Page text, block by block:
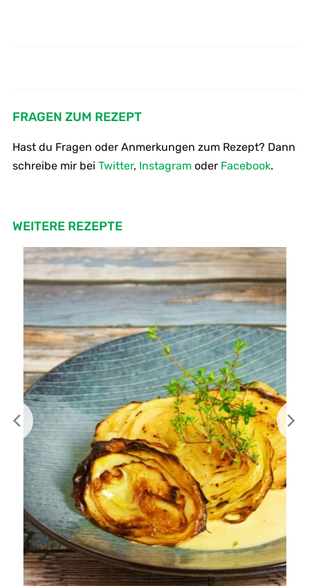
FRAGEN ZUM REZEPT
Hast du Fragen oder Anmerkungen zum Rezept? Dann
schreibe mir bei Twitter, Instagramoder Facebook.
WEITERE REZEPTE